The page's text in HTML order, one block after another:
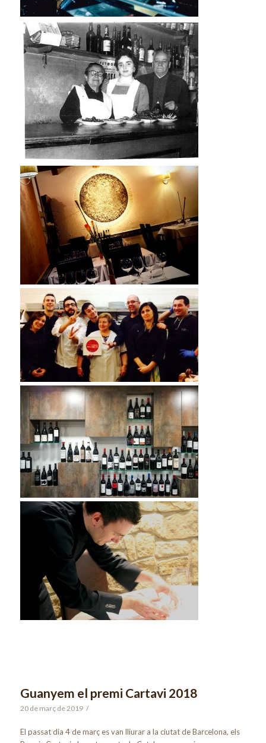
Guanyem el premi Cartavi 2018
20 de març de 2019 /
El passat dia 4 de març es van lliurar a la ciutat de Barcelona, els